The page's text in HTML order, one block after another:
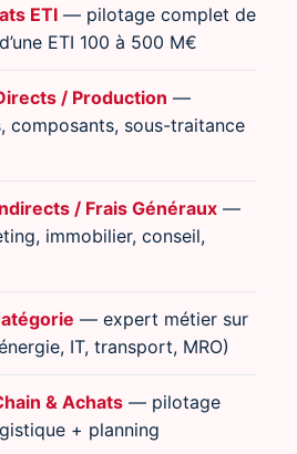
ETI — pilotage complet de
ETI 100 à 500 M€
/ Production —
composants, sous-traitance
/ Frais Généraux —
immobilier, conseil,
— expert métier sur
IT, transport, MRO)
& Achats — pilotage
+ planning